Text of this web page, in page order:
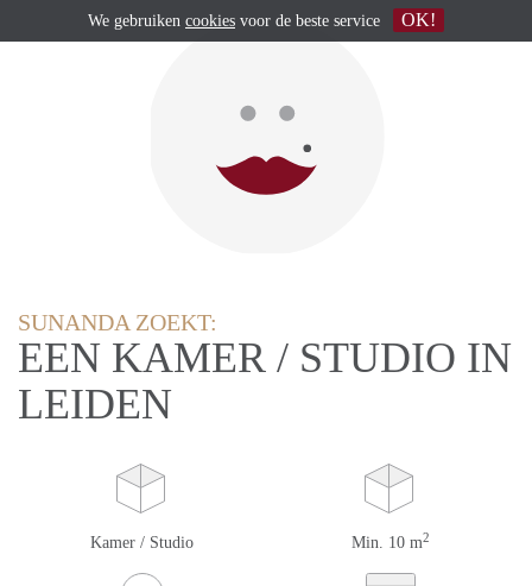
SUNANDA ZOEKT:
EEN KAMER / STUDIO IN
LEIDEN
Kamer / Studio Min. 10 m2
We gebruiken cookies voor de beste service OK!